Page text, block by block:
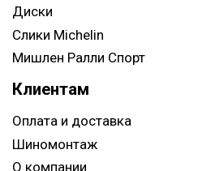
Диски
Слики Michelin
Мишлен Ралли Спорт
Клиентам
Оплата и доставка
Шиномонтаж
О компании